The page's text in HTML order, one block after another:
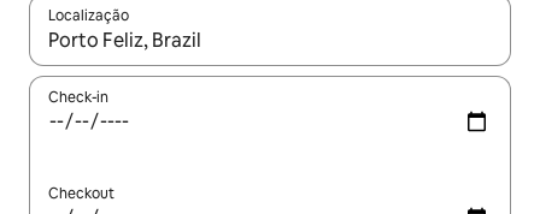
Localização
Quando os resultados estiverem disponíveis, explore-os
Check-in
Checkout